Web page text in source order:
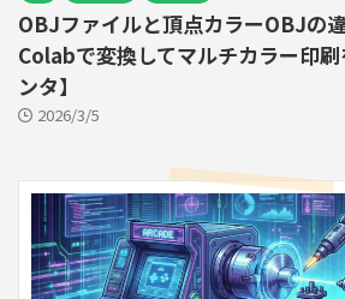
OBJファイルと頂点カラーOBJの
Colabで変換してマルチカラー印
ンタ】
2026/3/5